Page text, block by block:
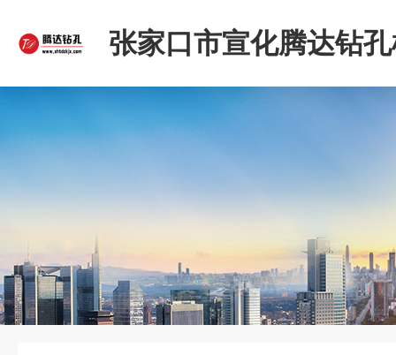
张家口市宣化腾达钻
限公司